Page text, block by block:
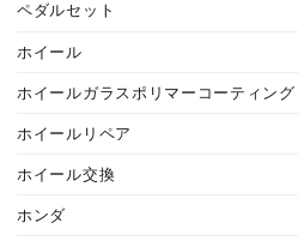
ペダルセット
ホイール
ホイールガラスポリマーコーティング
ホイールリペア
ホイール交換
ホンダ